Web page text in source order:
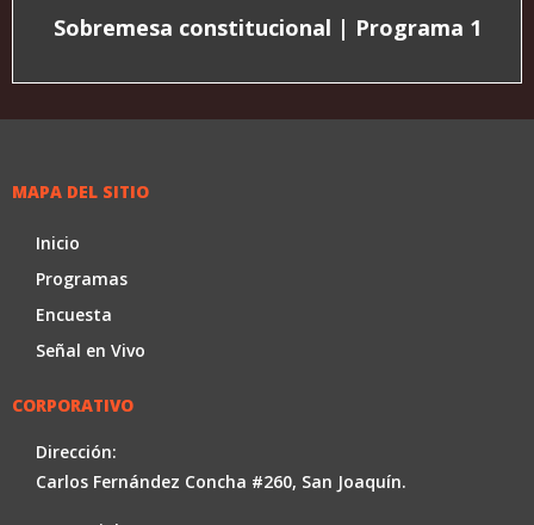
Sobremesa constitucional | Programa 1
MAPA DEL SITIO
Inicio
Programas
Encuesta
Señal en Vivo
CORPORATIVO
Dirección:
Carlos Fernández Concha #260, San Joaquín.